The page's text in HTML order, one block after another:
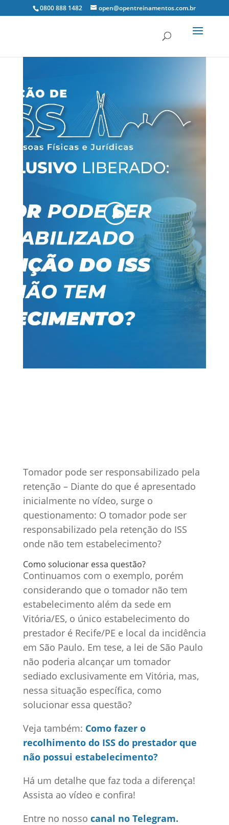
0800 888 1482 open@opentreinamentos.com.br
Tomador pode ser responsabilizado pela
retenção – Diante do que é apresentado
inicialmente no vídeo, surge o
questionamento: O tomador pode ser
responsabilizado pela retenção do ISS
onde não tem estabelecimento?
Como solucionar essa questão?
Continuamos com o exemplo, porém
considerando que o tomador não tem
estabelecimento além da sede em
Vitória/ES, o único estabelecimento do
prestador é Recife/PE e local da incidência
em São Paulo. Em tese, a lei de São Paulo
não poderia alcançar um tomador
sediado exclusivamente em Vitória, mas,
nessa situação específica, como
solucionar essa questão?
Veja também: Como fazer o
recolhimento do ISS do prestador que
não possui estabelecimento?
Há um detalhe que faz toda a diferença!
Assista ao vídeo e confira!
Entre no nosso canal no Telegram.